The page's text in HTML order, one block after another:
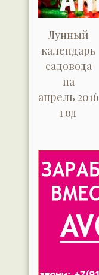
Лунный
календарь
садовода
на
апрель 2016
год